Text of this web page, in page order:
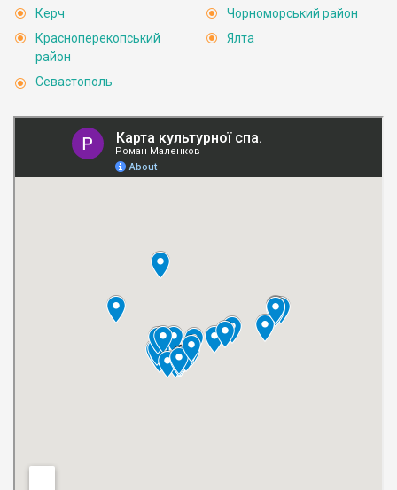
Керч
Красноперекопський
район
Севастополь
Чорноморський район
Ялта